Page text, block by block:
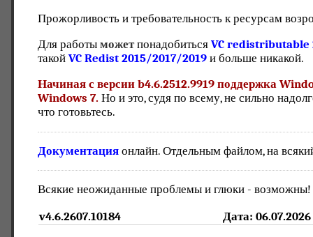
Прожорливость и требовательность к ресурсам
Для работыможетпонадобитьсяVC redistributable
такойVC Redist 2015/2017/2019 и больше никакой.
Начиная с версии b4.6.2512.9919 поддержка
Windows 7. Но и это, судя по всему, не сильно
что готовьтесь.
Документация онлайн. Отдельным файлом, на
Всякие неожиданные проблемы и глюки - возможны!
v4.6.2607.10184 Дата: 06.07.2026